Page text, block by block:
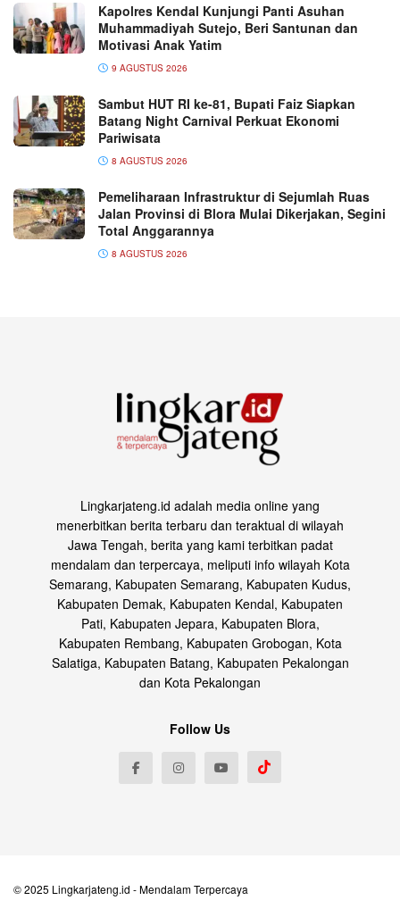
Kapolres Kendal Kunjungi Panti Asuhan
Muhammadiyah Sutejo, Beri Santunan dan
Motivasi Anak Yatim
9 AGUSTUS 2026
Sambut HUT RI ke-81, Bupati Faiz Siapkan
Batang Night Carnival Perkuat Ekonomi
Pariwisata
8 AGUSTUS 2026
Pemeliharaan Infrastruktur di Sejumlah Ruas
Jalan Provinsi di Blora Mulai Dikerjakan, Segini
Total Anggarannya
8 AGUSTUS 2026
Lingkarjateng.id adalah media online yang
menerbitkan berita terbaru dan teraktual di wilayah
Jawa Tengah, berita yang kami terbitkan padat
mendalam dan terpercaya, meliputi info wilayah Kota
Semarang, Kabupaten Semarang, Kabupaten Kudus,
Kabupaten Demak, Kabupaten Kendal, Kabupaten
Pati, Kabupaten Jepara, Kabupaten Blora,
Kabupaten Rembang, Kabupaten Grobogan, Kota
Salatiga, Kabupaten Batang, Kabupaten Pekalongan
dan Kota Pekalongan
Follow Us
© 2025 Lingkarjateng.id - Mendalam Terpercaya